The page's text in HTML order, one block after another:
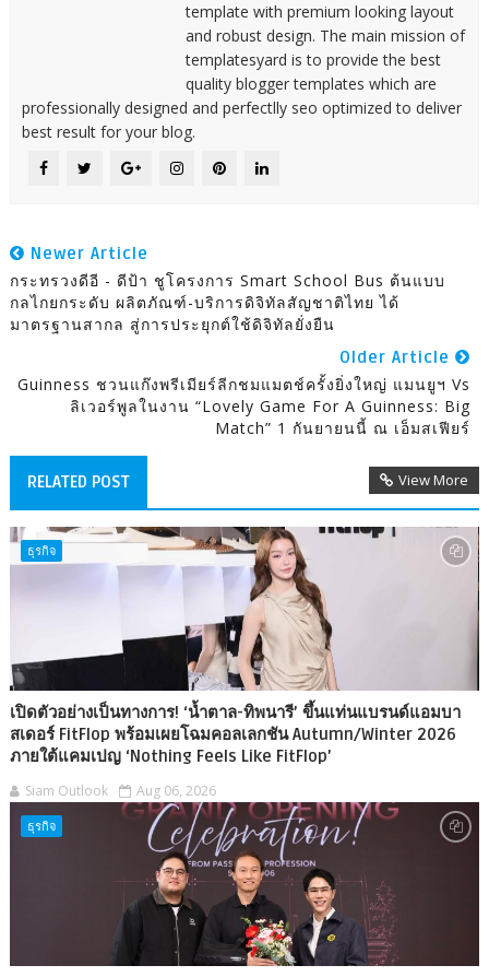
template with premium looking layout
and robust design. The main mission of
templatesyard is to provide the best
quality blogger templates which are
professionally designed and perfectlly seo optimized to deliver
best result for your blog.
Newer Article
กระทรวงดีอี - ดีป้า ชูโครงการ Smart School Bus ต้นแบบ
กลไกยกระดับ ผลิตภัณฑ์-บริการดิจิทัลสัญชาติไทย ได้
มาตรฐานสากล สู่การประยุกต์ใช้ดิจิทัลยั่งยืน
Older Article
Guinness ชวนแก๊งพรีเมียร์ลีกชมแมตช์ครั้งยิ่งใหญ่ แมนยูฯ Vs
ลิเวอร์พูลในงาน “Lovely Game For A Guinness: Big
Match” 1 กันยายนนี้ ณ เอ็มสเฟียร์
RELATED POST View More
ธุรกิจ
เปิดตัวอย่างเป็นทางการ! ‘น้ำตาล-ทิพนารี’ ขึ้นแท่นแบรนด์แอมบา
สเดอร์ FitFlop พร้อมเผยโฉมคอลเลกชัน Autumn/Winter 2026
ภายใต้แคมเปญ ‘Nothing Feels Like FitFlop’
Siam Outlook Aug 06, 2026
ธุรกิจ